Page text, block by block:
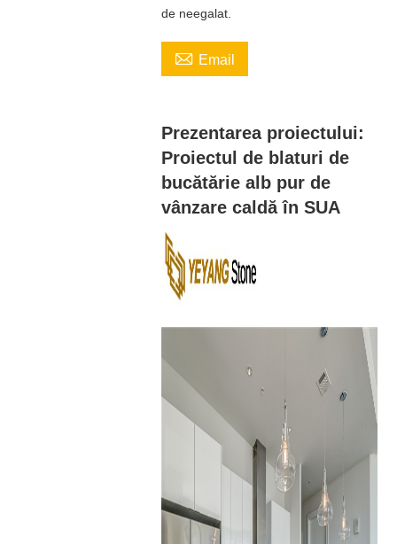
de neegalat.
 Email
Prezentarea proiectului:
Proiectul de blaturi de
bucătărie alb pur de
vânzare caldă în SUA